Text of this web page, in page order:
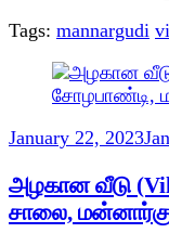
Tags: mannargudi
Post
Navigation
January 22, 2023
அழகான வீடு
சாலை,